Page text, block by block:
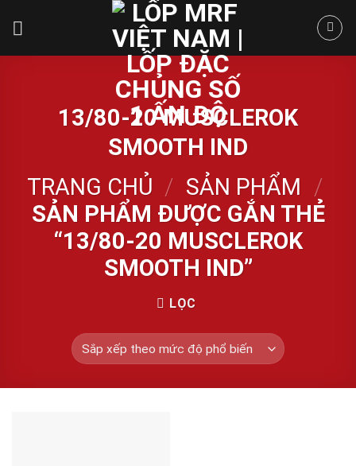
13/80-20 MUSCLEROK
SMOOTH IND
TRANG CHỦ / SẢN PHẨM /
SẢN PHẨM ĐƯỢC GẮN THẺ
“13/80-20 MUSCLEROK
SMOOTH IND”
LỌC